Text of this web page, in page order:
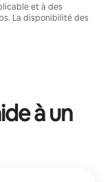
et à des
La disponibilité des
à un